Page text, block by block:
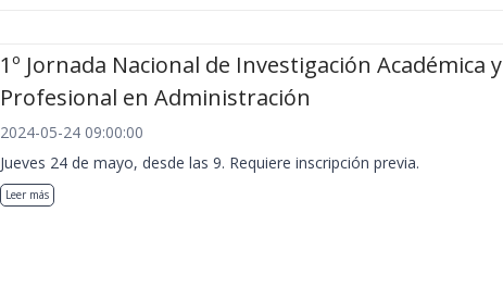
1º Jornada Nacional de Investigación Académica y
Profesional en Administración
2024-05-24 09:00:00
Jueves 24 de mayo, desde las 9. Requiere inscripción previa.
Leer más